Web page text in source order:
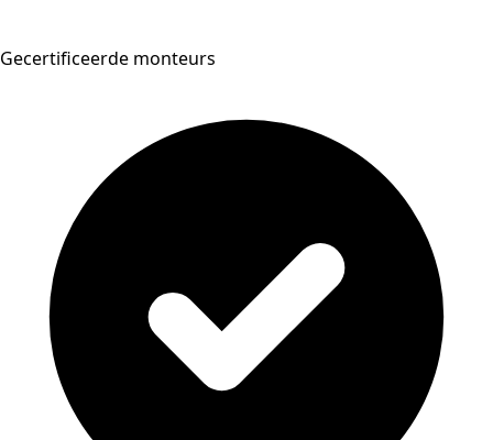
Gecertificeerde monteurs